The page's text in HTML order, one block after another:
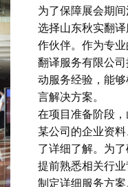
为了保障展会期
选择山东秋实翻
作伙伴。作为专
翻译服务有限公
动服务经验，能
言解决方案。
在项目准备阶段
某公司的企业资
了详细了解。为
提前熟悉相关行
制定详细服务方案